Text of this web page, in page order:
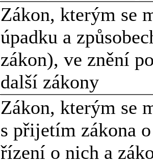
Zákon, kterým se
úpadku a
zákon), ve znění
další zákony
Zákon, kterým se
s přijetím zákona
řízení o nich a